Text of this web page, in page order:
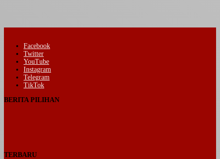
Facebook
Twitter
YouTube
Instagram
Telegram
TikTok
BERITA PILIHAN
TERBARU